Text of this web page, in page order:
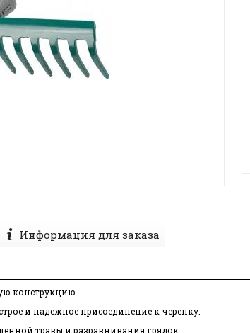
Информация для заказа
конструкцию.
и надежное присоединение к черенку.
травы и разравнивания грядок.